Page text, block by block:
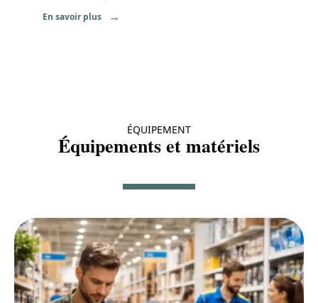
En savoir plus
ÉQUIPEMENT
Équipements et matériels